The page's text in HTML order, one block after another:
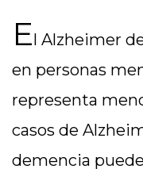
E l Alzheimer
en personas
representa
casos de
demencia